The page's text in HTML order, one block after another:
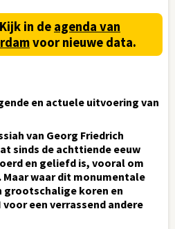
Kijk in de agenda van
voor nieuwe data.
en actuele uitvoering van
van Georg Friedrich
sinds de achttiende eeuw
en geliefd is, vooral om
waar dit monumentale
grootschalige koren en
een verrassend andere